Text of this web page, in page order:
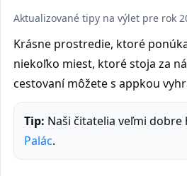
Aktualizované tipy na výlet pre rok
Krásne prostredie, ktoré
niekoľko miest, ktoré stoja za
cestovaní môžete s appkou
Tip: Naši čitatelia veľmi
Palác.